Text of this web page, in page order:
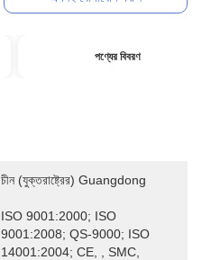
পণ্যের বিবরণ
চীন (যুক্তরাষ্ট্রের) Guangdong
ISO 9001:2000; ISO
9001:2008; QS-9000; ISO
14001:2004; CE, , SMC,